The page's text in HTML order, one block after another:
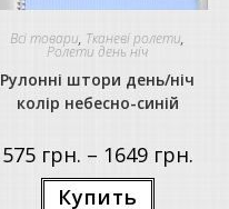
Всі товари, Тканеві ролети,
Ролети день ніч
Рулонні штори день/ніч
колір небесно-синій
575 грн. – 1649 грн.
Купить Цей